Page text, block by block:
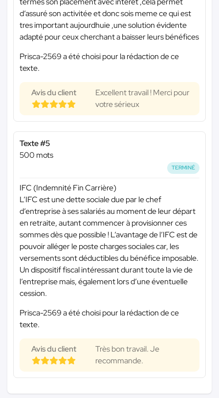
d’assuré son activitée et donc sois meme ce qui est
tres important aujourdhuie ,une solution évidente
adapté pour ceux cherchant a baisser leurs bénéfices
Prisca-2569 a été choisi pour la rédaction de ce
texte.
Avis du client
Excellent travail ! Merci pour
votre sérieux
Texte #5
500 mots
TERMINÉ
IFC (Indemnité Fin Carrière)
L’IFC est une dette sociale due par le chef
d’entreprise à ses salariés au moment de leur départ
en retraite, autant commencer à provisionner ces
sommes dès que possible ! L’avantage de l’IFC est de
pouvoir alléger le poste charges sociales car, les
versements sont déductibles du bénéfice imposable.
Un dispositif fiscal intéressant durant toute la vie de
l’entreprise mais, également lors d’une éventuelle
cession.
Prisca-2569 a été choisi pour la rédaction de ce
texte.
Avis du client
Très bon travail. Je
recommande.